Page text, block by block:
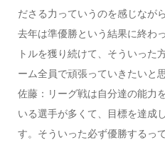
ださる力っていうのを感じなが
去年は準優勝という結果に終わ
トルを獲り続けて、そういった
ーム全員で頑張っていきたいと
佐藤：リーグ戦は自分達の能力
いる選手が多くて、目標を達成
す。そういった必ず優勝するっ